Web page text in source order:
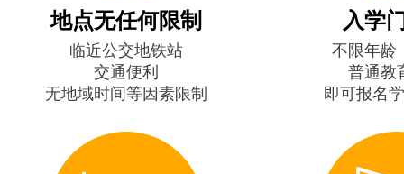
地点无任何限制
临近公交地铁站
交通便利
无地域时间等因素限制
入学
不限年龄
普通教
即可报名